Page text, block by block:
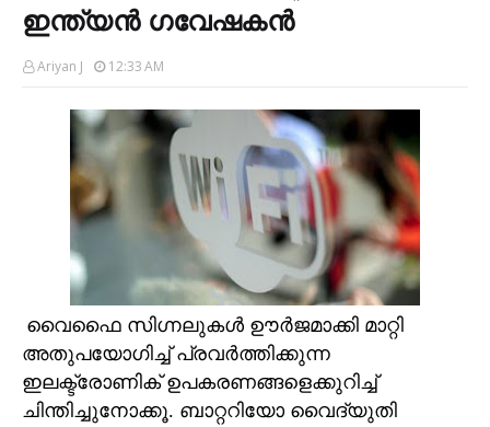
ഇന്ത്യന്‍ ഗവേഷകന്‍
Ariyan J 12:33 AM
വൈഫൈ സിഗ്നലുകള്‍ ഊര്‍ജമാക്കി മാറ്റി
അതുപയോഗിച്ച് പ്രവര്‍ത്തിക്കുന്ന
ഇലക്ട്രോണിക് ഉപകരണങ്ങളെക്കുറിച്ച്
ചിന്തിച്ചുനോക്കൂ. ബാറ്ററിയോ വൈദ്യുതി